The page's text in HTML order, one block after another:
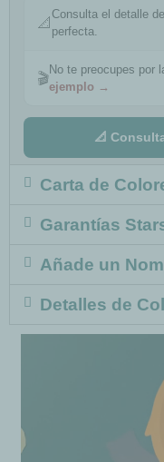
📐
Consulta el detalle
perfecta.
🎬
No te preocupes por
ejemplo →
📐
Carta de
Garantías
Añade un
Detalles de